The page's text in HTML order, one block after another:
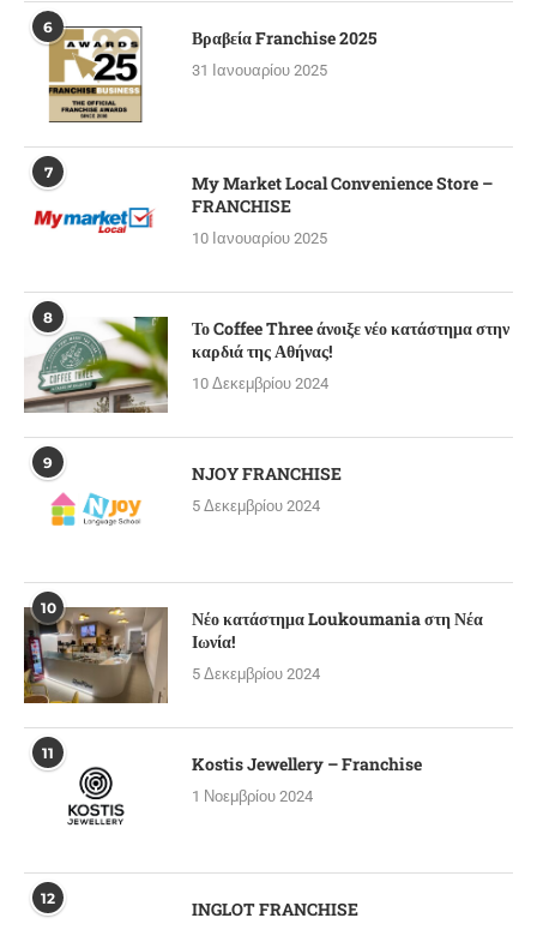
6 Βραβεία Franchise 2025
31 Ιανουαρίου 2025
7
My Market Local Convenience Store –
FRANCHISE
10 Ιανουαρίου 2025
8
Το Coffee Three άνοιξε νέο κατάστημα στην
καρδιά της Αθήνας!
10 Δεκεμβρίου 2024
9 NJOY FRANCHISE
5 Δεκεμβρίου 2024
10
Νέο κατάστημα Loukoumania στη Νέα
Ιωνία!
5 Δεκεμβρίου 2024
11 Kostis Jewellery – Franchise
1 Νοεμβρίου 2024
12 INGLOT FRANCHISE